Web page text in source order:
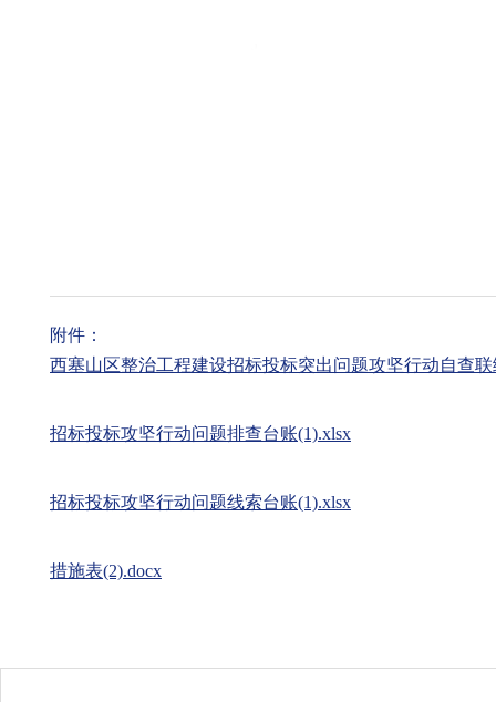
附件：
西塞山区整治工程建设招标投标突出问题攻坚行动自查联
招标投标攻坚行动问题排查台账(1).xlsx
招标投标攻坚行动问题线索台账(1).xlsx
措施表(2).docx